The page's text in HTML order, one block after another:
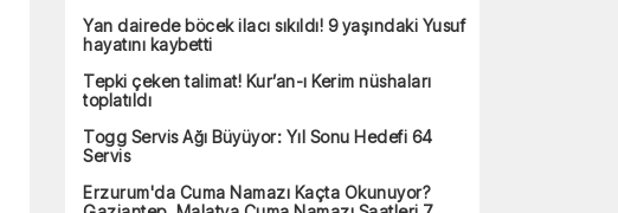
Yan dairede böcek ilacı sıkıldı! 9 yaşındaki Yusuf
hayatını kaybetti
Tepki çeken talimat! Kur’an-ı Kerim nüshaları
toplatıldı
Togg Servis Ağı Büyüyor: Yıl Sonu Hedefi 64
Servis
Erzurum'da Cuma Namazı Kaçta Okunuyor?